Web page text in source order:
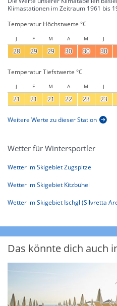
Klimastationen im Zeitraum 1961 bis
Temperatur Höchstwerte °C
J F M A M J
28 29 29 30 30 30
Temperatur Tiefstwerte °C
J F M A M J
21 21 21 22 23 23
Weitere Werte zu dieser Station
Wetter für Wintersportler
Wetter im Skigebiet Zugspitze
Wetter im Skigebiet Kitzbühel
Wetter im Skigebiet Ischgl (Silvretta
Das könnte dich auch